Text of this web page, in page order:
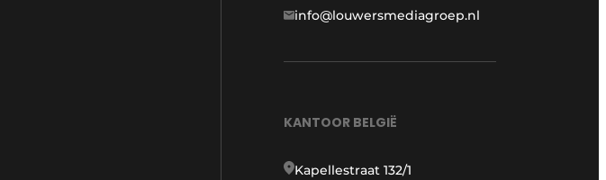
info@louwersmediagroep.nl
KANTOOR BELGIË
Kapellestraat 132/1